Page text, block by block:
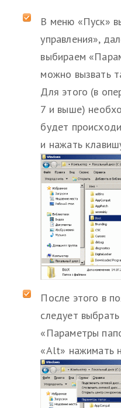
В меню «Пуск»
управления»,
выбираем
можно вызвать
Для этого (в
7 и выше)
будет
и нажать
После этого в
следует
«Параметры
«Alt» нажимать